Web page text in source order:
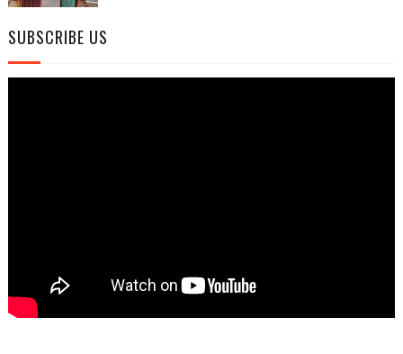
SUBSCRIBE US